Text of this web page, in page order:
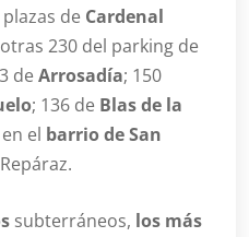
de Cardenal
230 del parking de
de Arrosadía; 150
; 136 de Blas de la
el barrio de San
subterráneos, los más